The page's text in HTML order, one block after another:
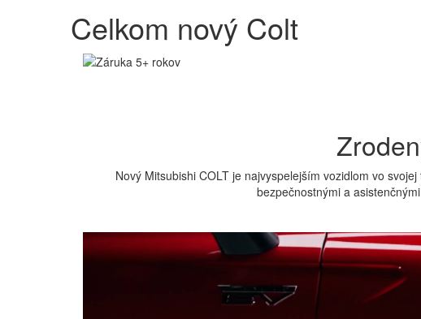
Celkom nový Colt
Nový Mitsubishi COLT je najvyspelejším vozidlom vo
bezpečnostnými a